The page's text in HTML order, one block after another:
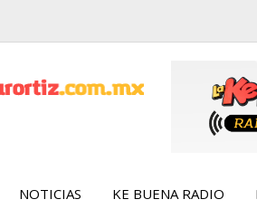
NOTICIAS KE BUENA RADIO